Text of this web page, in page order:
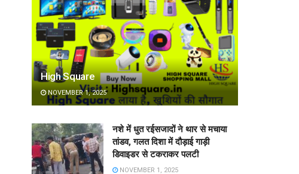
High Square
NOVEMBER 1, 2025
नशे में धुत रईसजादों ने थार से मचाया
तांडव, गलत दिशा में दौड़ाई गाड़ी
डिवाइडर से टकराकर पलटी
NOVEMBER 1, 2025